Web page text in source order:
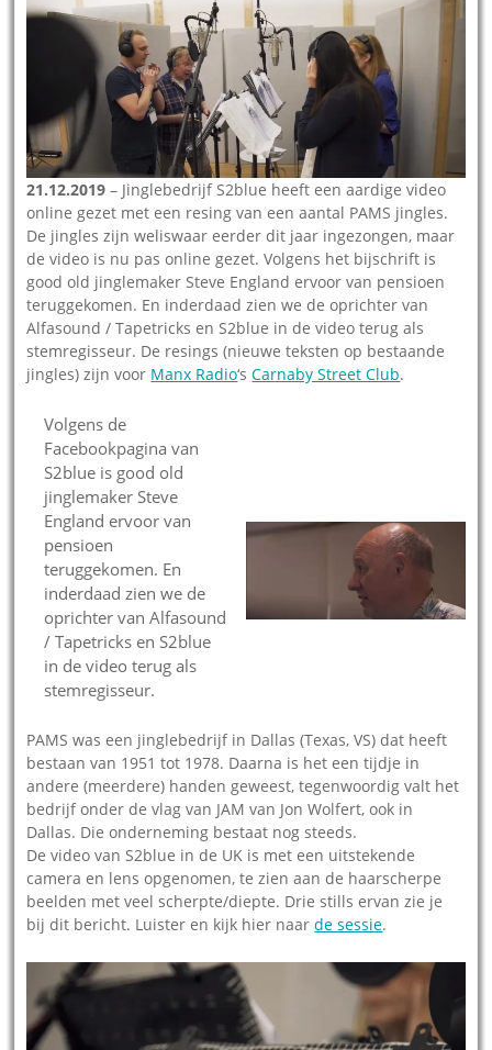
21.12.2019 – Jinglebedrijf S2blue heeft een aardige video
online gezet met een resing van een aantal PAMS jingles.
De jingles zijn weliswaar eerder dit jaar ingezongen, maar
de video is nu pas online gezet. Volgens het bijschrift is
good old jinglemaker Steve England ervoor van pensioen
teruggekomen. En inderdaad zien we de oprichter van
Alfasound / Tapetricks en S2blue in de video terug als
stemregisseur. De resings (nieuwe teksten op bestaande
jingles) zijn voor Manx Radio‘sCarnaby Street Club.
Volgens de
Facebookpagina van
S2blue is good old
jinglemaker Steve
England ervoor van
pensioen
teruggekomen. En
inderdaad zien we de
oprichter van Alfasound
/ Tapetricks en S2blue
in de video terug als
stemregisseur.
PAMS was een jinglebedrijf in Dallas (Texas, VS) dat heeft
bestaan van 1951 tot 1978. Daarna is het een tijdje in
andere (meerdere) handen geweest, tegenwoordig valt het
bedrijf onder de vlag van JAM van Jon Wolfert, ook in
Dallas. Die onderneming bestaat nog steeds.
De video van S2blue in de UK is met een uitstekende
camera en lens opgenomen, te zien aan de haarscherpe
beelden met veel scherpte/diepte. Drie stills ervan zie je
bij dit bericht. Luister en kijk hier naarde sessie.